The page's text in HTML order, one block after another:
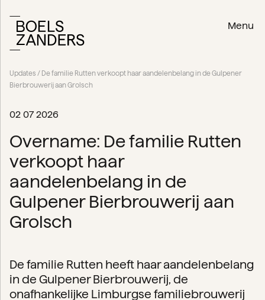
Menu
Updates / De familie Rutten verkoopt haar aandelenbelang in de Gulpener
Bierbrouwerij aan Grolsch
02 07 2026
Overname: De familie Rutten
verkoopt haar
aandelenbelang in de
Gulpener Bierbrouwerij aan
Grolsch
De familie Rutten heeft haar aandelenbelang
in de Gulpener Bierbrouwerij, de
onafhankelijke Limburgse familiebrouwerij